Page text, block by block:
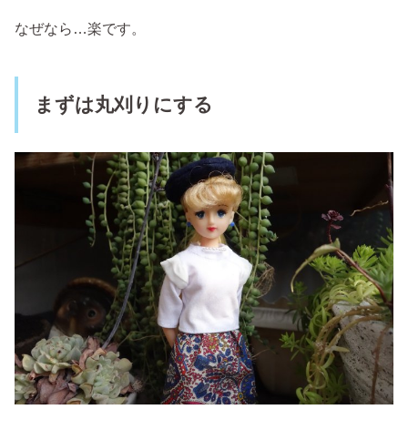
なぜなら…楽です。
まずは丸刈りにする